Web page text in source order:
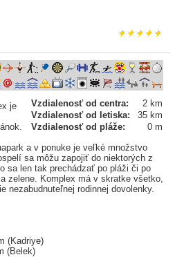
Vzdialenosť od centra:
2 km
Vzdialenosť od letiska:
35 km
Vzdialenosť od pláže:
0 m
je
a v ponuke je veľké množstvo
sa môžu zapojiť do niektorých z
sa len tak prechádzať po pláži či po
zelene. Komplex má v skratke všetko,
nezabudnuteľnej rodinnej dovolenky.
(Kadriye)
(Belek)